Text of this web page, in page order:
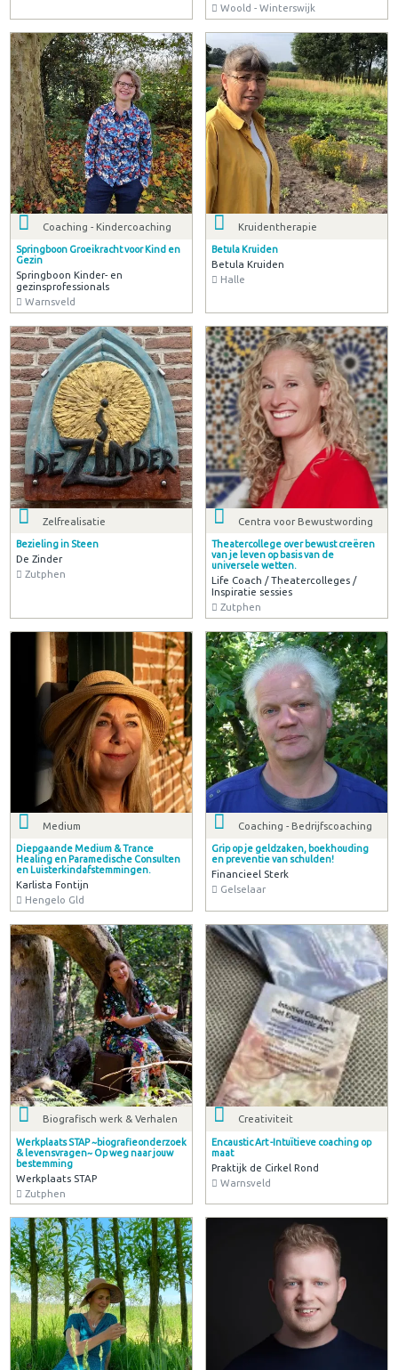
Woold - Winterswijk
Coaching - Kindercoaching
Springboon Groeikracht voor Kind en
Gezin
Springboon Kinder- en
gezinsprofessionals
Warnsveld
Kruidentherapie
Betula Kruiden
Betula Kruiden
Halle
Zelfrealisatie
Bezieling in Steen
De Zinder
Zutphen
Centra voor Bewustwording
Theatercollege over bewust creëren
van je leven op basis van de
universele wetten.
Life Coach / Theatercolleges /
Inspiratie sessies
Zutphen
Medium
Diepgaande Medium & Trance
Healing en Paramedische Consulten
en Luisterkindafstemmingen.
Karlista Fontijn
Hengelo Gld
Coaching - Bedrijfscoaching
Grip op je geldzaken, boekhouding
en preventie van schulden!
Financieel Sterk
Gelselaar
Biografisch werk & Verhalen
Werkplaats STAP ~biografieonderzoek
& levensvragen~ Op weg naar jouw
bestemming
Werkplaats STAP
Zutphen
Creativiteit
Encaustic Art -Intuïtieve coaching op
maat
Praktijk de Cirkel Rond
Warnsveld